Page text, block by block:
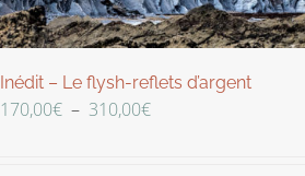
Inédit – Le flysh-reflets d’argent
170,00€ – 310,00€Plage